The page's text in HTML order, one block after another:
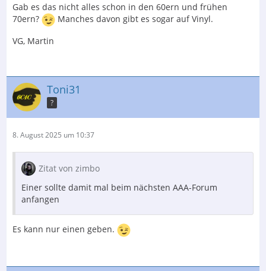
Gab es das nicht alles schon in den 60ern und frühen
70ern?
Manches davon gibt es sogar auf Vinyl.
VG, Martin
Toni31
?
8. August 2025 um 10:37
Zitat von zimbo
Einer sollte damit mal beim nächsten AAA-Forum
anfangen
Es kann nur einen geben.